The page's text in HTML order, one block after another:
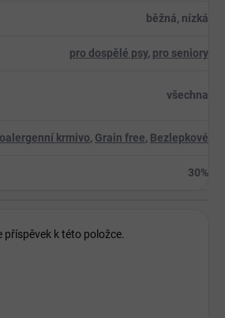
běžná, nízká
pro dospělé psy, pro seniory
všechna
krmivo, Grain free, Bezlepkové
30%
k této položce.